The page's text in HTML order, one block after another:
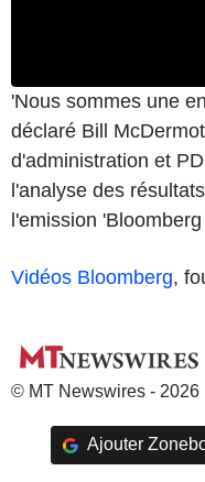
'Nous sommes une
déclaré Bill
d'administration et
l'analyse des
l'emission
Vidéos Bloomberg,
© MT Newswires - 2026
Ajouter